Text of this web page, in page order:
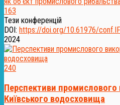
163
Тези конференцій
DOI: https://doi.org/10.61976/
2024
240
Перспективи промислового
Київського водосховища